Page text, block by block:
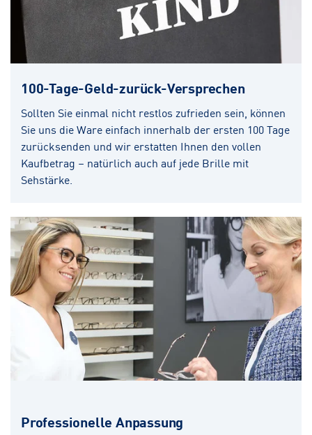
100-Tage-Geld-zurück-Versprechen
Sollten Sie einmal nicht restlos zufrieden sein, können
Sie uns die Ware einfach innerhalb der ersten 100 Tage
zurücksenden und wir erstatten Ihnen den vollen
Kaufbetrag – natürlich auch auf jede Brille mit
Sehstärke.
Professionelle Anpassung